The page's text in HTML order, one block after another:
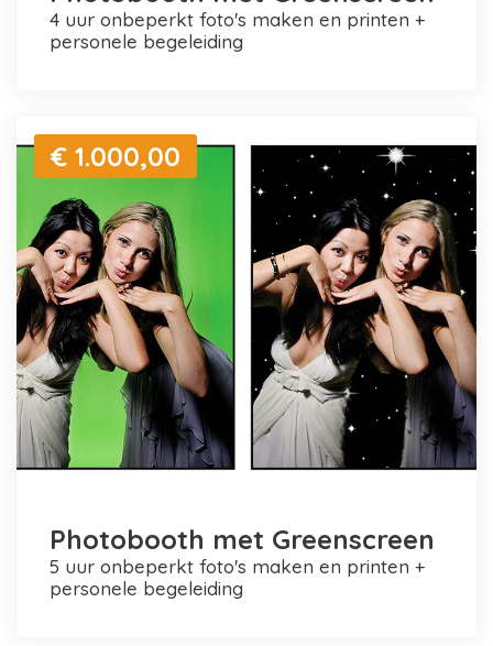
4 uur onbeperkt foto's maken en printen +
personele begeleiding
€ 1.000,00
Photobooth met Greenscreen
5 uur onbeperkt foto's maken en printen +
personele begeleiding